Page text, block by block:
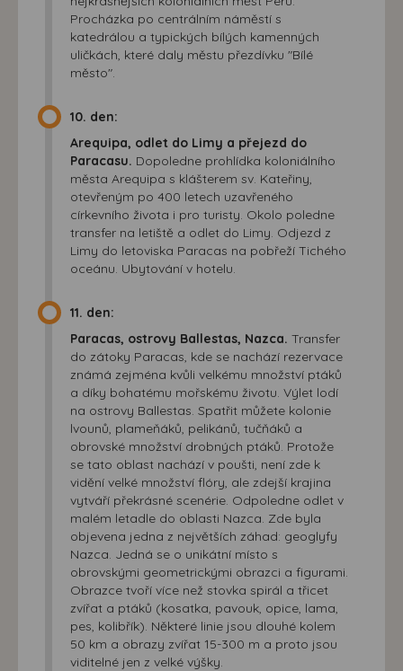
Procházka po centrálním náměstí s
katedrálou a typických bílých kamenných
uličkách, které daly městu přezdívku "Bílé
město".
10. den:
Arequipa, odlet do Limy a přejezd do
Paracasu. Dopoledne prohlídka koloniálního
města Arequipa s klášterem sv. Kateřiny,
otevřeným po 400 letech uzavřeného
církevního života i pro turisty. Okolo poledne
transfer na letiště a odlet do Limy. Odjezd z
Limy do letoviska Paracas na pobřeží Tichého
oceánu. Ubytování v hotelu.
11. den:
Paracas, ostrovy Ballestas, Nazca. Transfer
do zátoky Paracas, kde se nachází rezervace
známá zejména kvůli velkému množství ptáků
a díky bohatému mořskému životu. Výlet lodí
na ostrovy Ballestas. Spatřit můžete kolonie
lvounů, plameňáků, pelikánů, tučňáků a
obrovské množství drobných ptáků. Protože
se tato oblast nachází v poušti, není zde k
vidění velké množství flóry, ale zdejší krajina
vytváří překrásné scenérie. Odpoledne odlet v
malém letadle do oblasti Nazca. Zde byla
objevena jedna z největších záhad: geoglyfy
Nazca. Jedná se o unikátní místo s
obrovskými geometrickými obrazci a figurami.
Obrazce tvoří více než stovka spirál a třicet
zvířat a ptáků (kosatka, pavouk, opice, lama,
pes, kolibřík). Některé linie jsou dlouhé kolem
50 km a obrazy zvířat 15-300 m a proto jsou
viditelné jen z velké výšky.